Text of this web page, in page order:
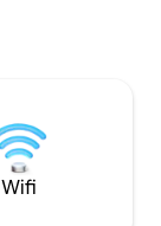
största sjön i
Wifi